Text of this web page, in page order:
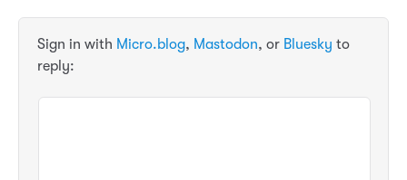
Sign in with Micro.blog, Mastodon, or Bluesky to
reply: